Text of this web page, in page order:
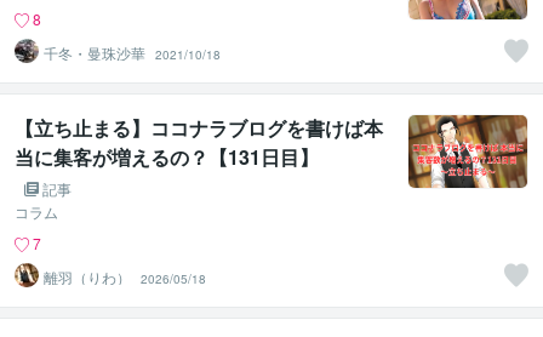
8
千冬・曼珠沙華 2021/10/18
【立ち止まる】ココナラブログを書けば本
当に集客が増えるの？【131日目】
記事
コラム
7
離羽（りわ）
2026/05/18